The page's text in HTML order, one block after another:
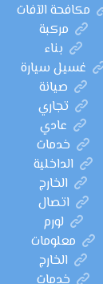
مكافحة الآفات
مركبة
بناء
غسيل سيارة
صيانة
تجاري
عادي
خدمات
الداخلية
الخارج
اتصال
لورم
معلومات
الخارج